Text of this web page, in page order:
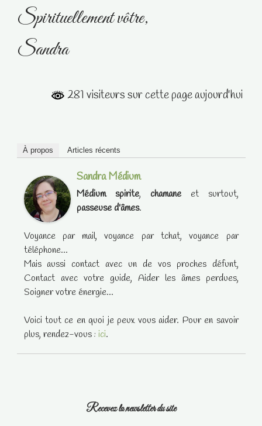
Spirituellement vôtre,
Sandra
281 visiteurs sur cette page aujourd'hui
À propos Articles récents
Sandra Médium
Médium spirite, chamaneet surtout,
passeuse d'âmes.
Voyance par mail, voyance par tchat, voyance par
téléphone...
Mais aussi contact avec un de vos proches défunt,
Contact avec votre guide, Aider les âmes perdues,
Soigner votre énergie...
Voici tout ce en quoi je peux vous aider. Pour en savoir
plus, rendez-vous : ici.
Recevez la newsletter du site